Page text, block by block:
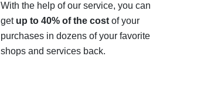
With the help of our service, you can
get up to 40% of the costof your
purchases in dozens of your favorite
shops and services back.